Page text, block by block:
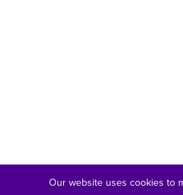
Our website uses cookies to